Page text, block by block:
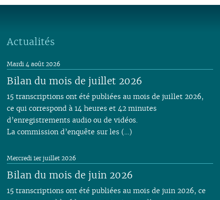
Actualités
Bilan du mois de juillet 2026
Mardi 4 août 2026
15 transcriptions ont été publiées au mois de juillet 2026,
ce qui correspond à 14 heures et 42 minutes
d’enregistrements audio ou de vidéos.
La commission d’enquête sur les (…)
Bilan du mois de juin 2026
Mercredi 1er juillet 2026
15 transcriptions ont été publiées au mois de juin 2026, ce